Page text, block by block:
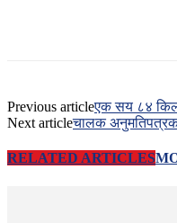
Previous articleएक सय ८४
Next articleचालक अनुमतिपत्रका
RELATED ARTICLES